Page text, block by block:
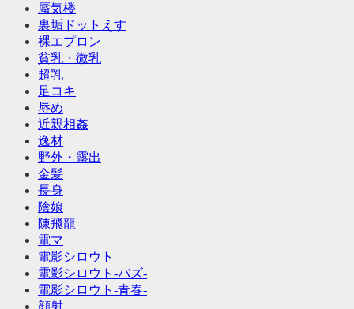
蜃気楼
裏垢ドットえす
裸エプロン
貧乳・微乳
超乳
足コキ
辱め
近親相姦
逸材
野外・露出
金髪
長身
陰娘
陳飛龍
電マ
電影シロウト
電影シロウト-バズ-
電影シロウト-青春-
顔射